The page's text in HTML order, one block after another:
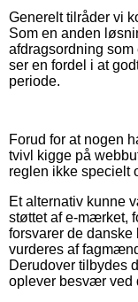
Generelt tilråder vi
Som en anden
afdragsordning
ser en fordel i at
periode.
Forud for at nogen
tvivl kigge på
reglen ikke specielt
Et alternativ kunne
støttet af e-mærket,
forsvarer de danske
vurderes af
Derudover tilbydes
oplever besvær ved